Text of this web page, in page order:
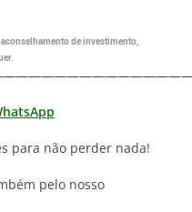
de investimento,
para não perder nada!
pelo nosso